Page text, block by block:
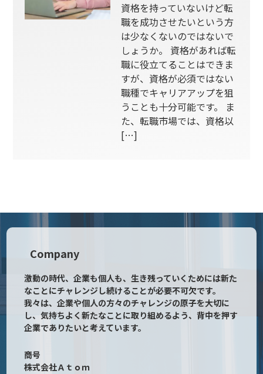
資格を持っていないけど転
職を成功させたいという方
は少なくないのではないで
しょうか。 資格があれば転
職に役立てることはできま
すが、資格が必須ではない
職種でキャリアアップを狙
うことも十分可能です。 ま
た、転職市場では、資格以
[…]
Company
激動の時代、企業も個人も、生き残っていくためには新た
なことにチャレンジし続けることが必要不可欠です。
我々は、企業や個人の方々のチャレンジの原子を大切に
し、気持ちよく新たなことに取り組めるよう、背中を押す
企業でありたいと考えています。
商号
株式会社Ａｔｏｍ